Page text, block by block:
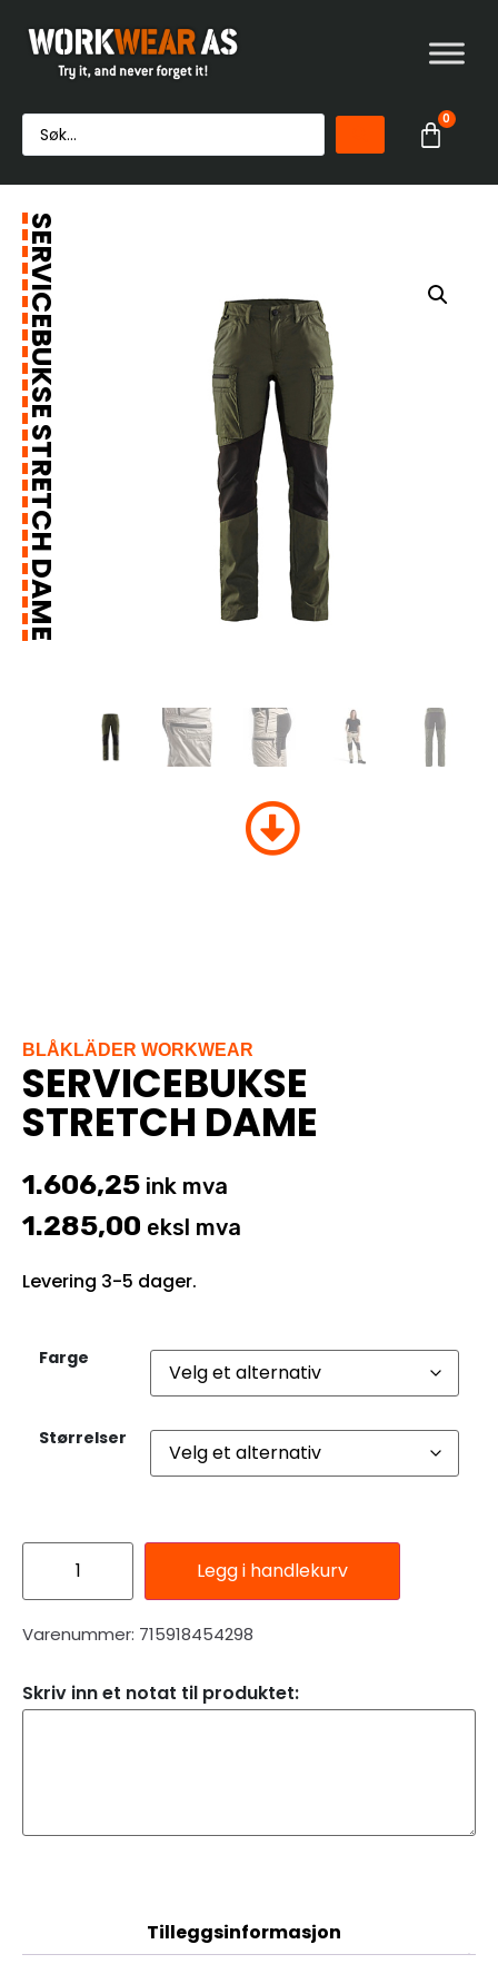
0
SERVICEBUKSE STRETCH DAME
BLÅKLÄDER WORKWEAR
SERVICEBUKSE
STRETCH DAME
1.606,25 ink mva
1.285,00 eksl mva
Levering 3-5 dager.
Farge
Størrelser
Legg i handlekurv
Varenummer: 715918454298
Skriv inn et notat til produktet:
Tilleggsinformasjon